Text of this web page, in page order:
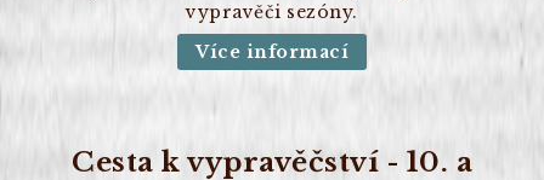
vypravěči sezóny.
Více informací
Cesta k vypravěčství - 10. a